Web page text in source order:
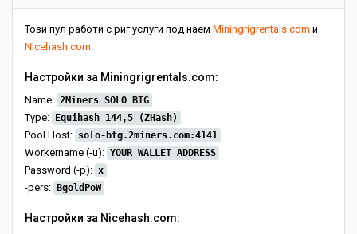
Този пул работи с риг услуги под наем Miningrigrentals.com и
Nicehash.com.
Настройки за Miningrigrentals.com:
Name: 2Miners SOLO BTG
Type: Equihash 144,5 (ZHash)
Pool Host: solo-btg.2miners.com:4141
Workername (-u): YOUR_WALLET_ADDRESS
Password (-p): x
-pers: BgoldPoW
Настройки за Nicehash.com: